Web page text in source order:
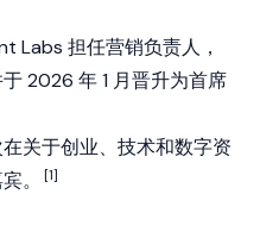
Labs 担任营销负责人，
2026 年 1 月晋升为首席
关于创业、技术和数字资
。 [1]